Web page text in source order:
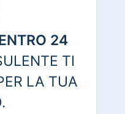
24
TI
LA TUA